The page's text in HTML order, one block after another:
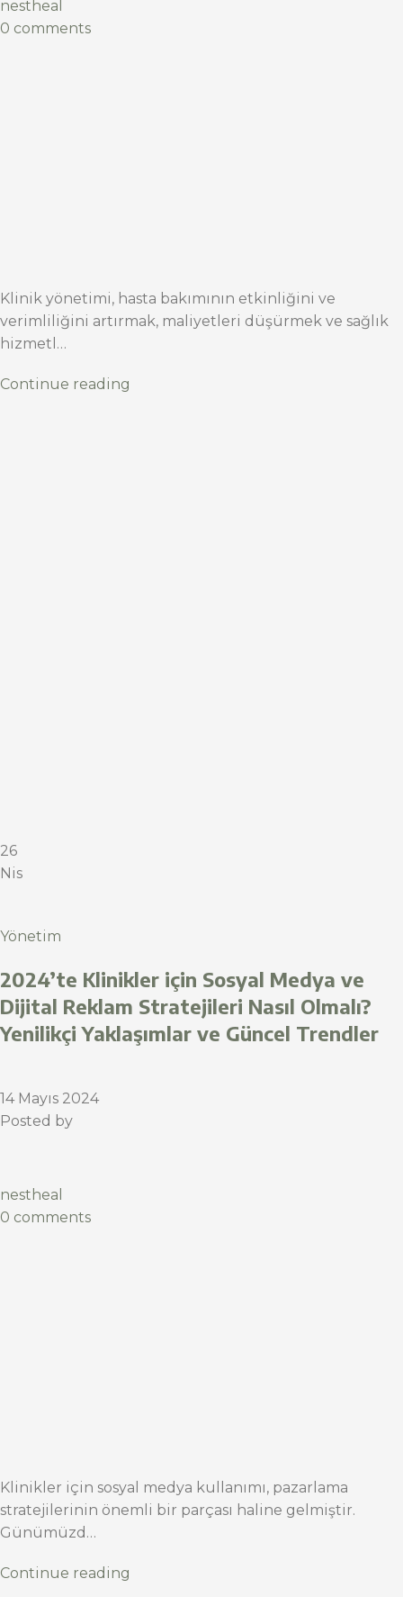
nestheal
0 comments
Klinik yönetimi, hasta bakımının etkinliğini ve
verimliliğini artırmak, maliyetleri düşürmek ve sağlık
hizmetl…
Continue reading
26
Nis
Yönetim
2024’te Klinikler için Sosyal Medya ve
Dijital Reklam Stratejileri Nasıl Olmalı?
Yenilikçi Yaklaşımlar ve Güncel Trendler
14 Mayıs 2024
Posted by
nestheal
0 comments
Klinikler için sosyal medya kullanımı, pazarlama
stratejilerinin önemli bir parçası haline gelmiştir.
Günümüzd…
Continue reading